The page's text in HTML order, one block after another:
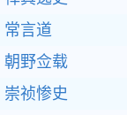
常言道
朝野佥载
崇祯惨史